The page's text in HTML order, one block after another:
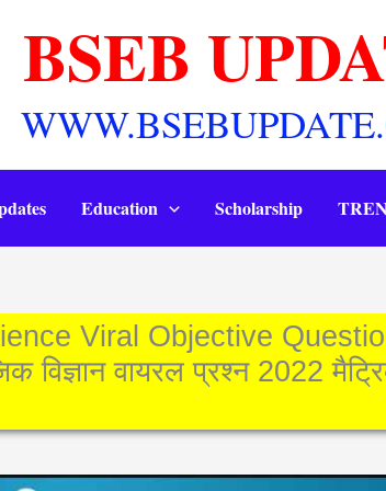
BSEB
Education Scholarship
Viral Objective
वायरल प्रश्न 2022